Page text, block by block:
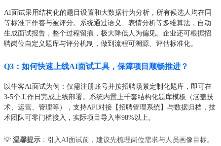
AI面试采用结构化的题目设置和大数据行为分析，所有候选人均在同
等标准下作答与被评分。系统通过语义、表情分析等多维算法，自动
生成面试报告，整个过程留痕，极大降低人为偏见。企业还可根据招
聘岗位自定义题库与评分机制，做到流程可溯源、评估标准化。
Q3：如何快速上线AI面试工具，保障项目顺畅推进？
以牛客AI面试为例：仅需注册账号并按招聘场景定制化题库，即可在
3-5个工作日完成上线部署。系统内置上千套结构化题库模板（涵盖技
术、运营、管理等），支持API对接【招聘管理系统】与数据归档，技
术团队可零门槛接入，实际项目导入率98%以上。
💡 温馨提示 ：引入AI面试前，建议先梳理岗位需求与人员画像目标。